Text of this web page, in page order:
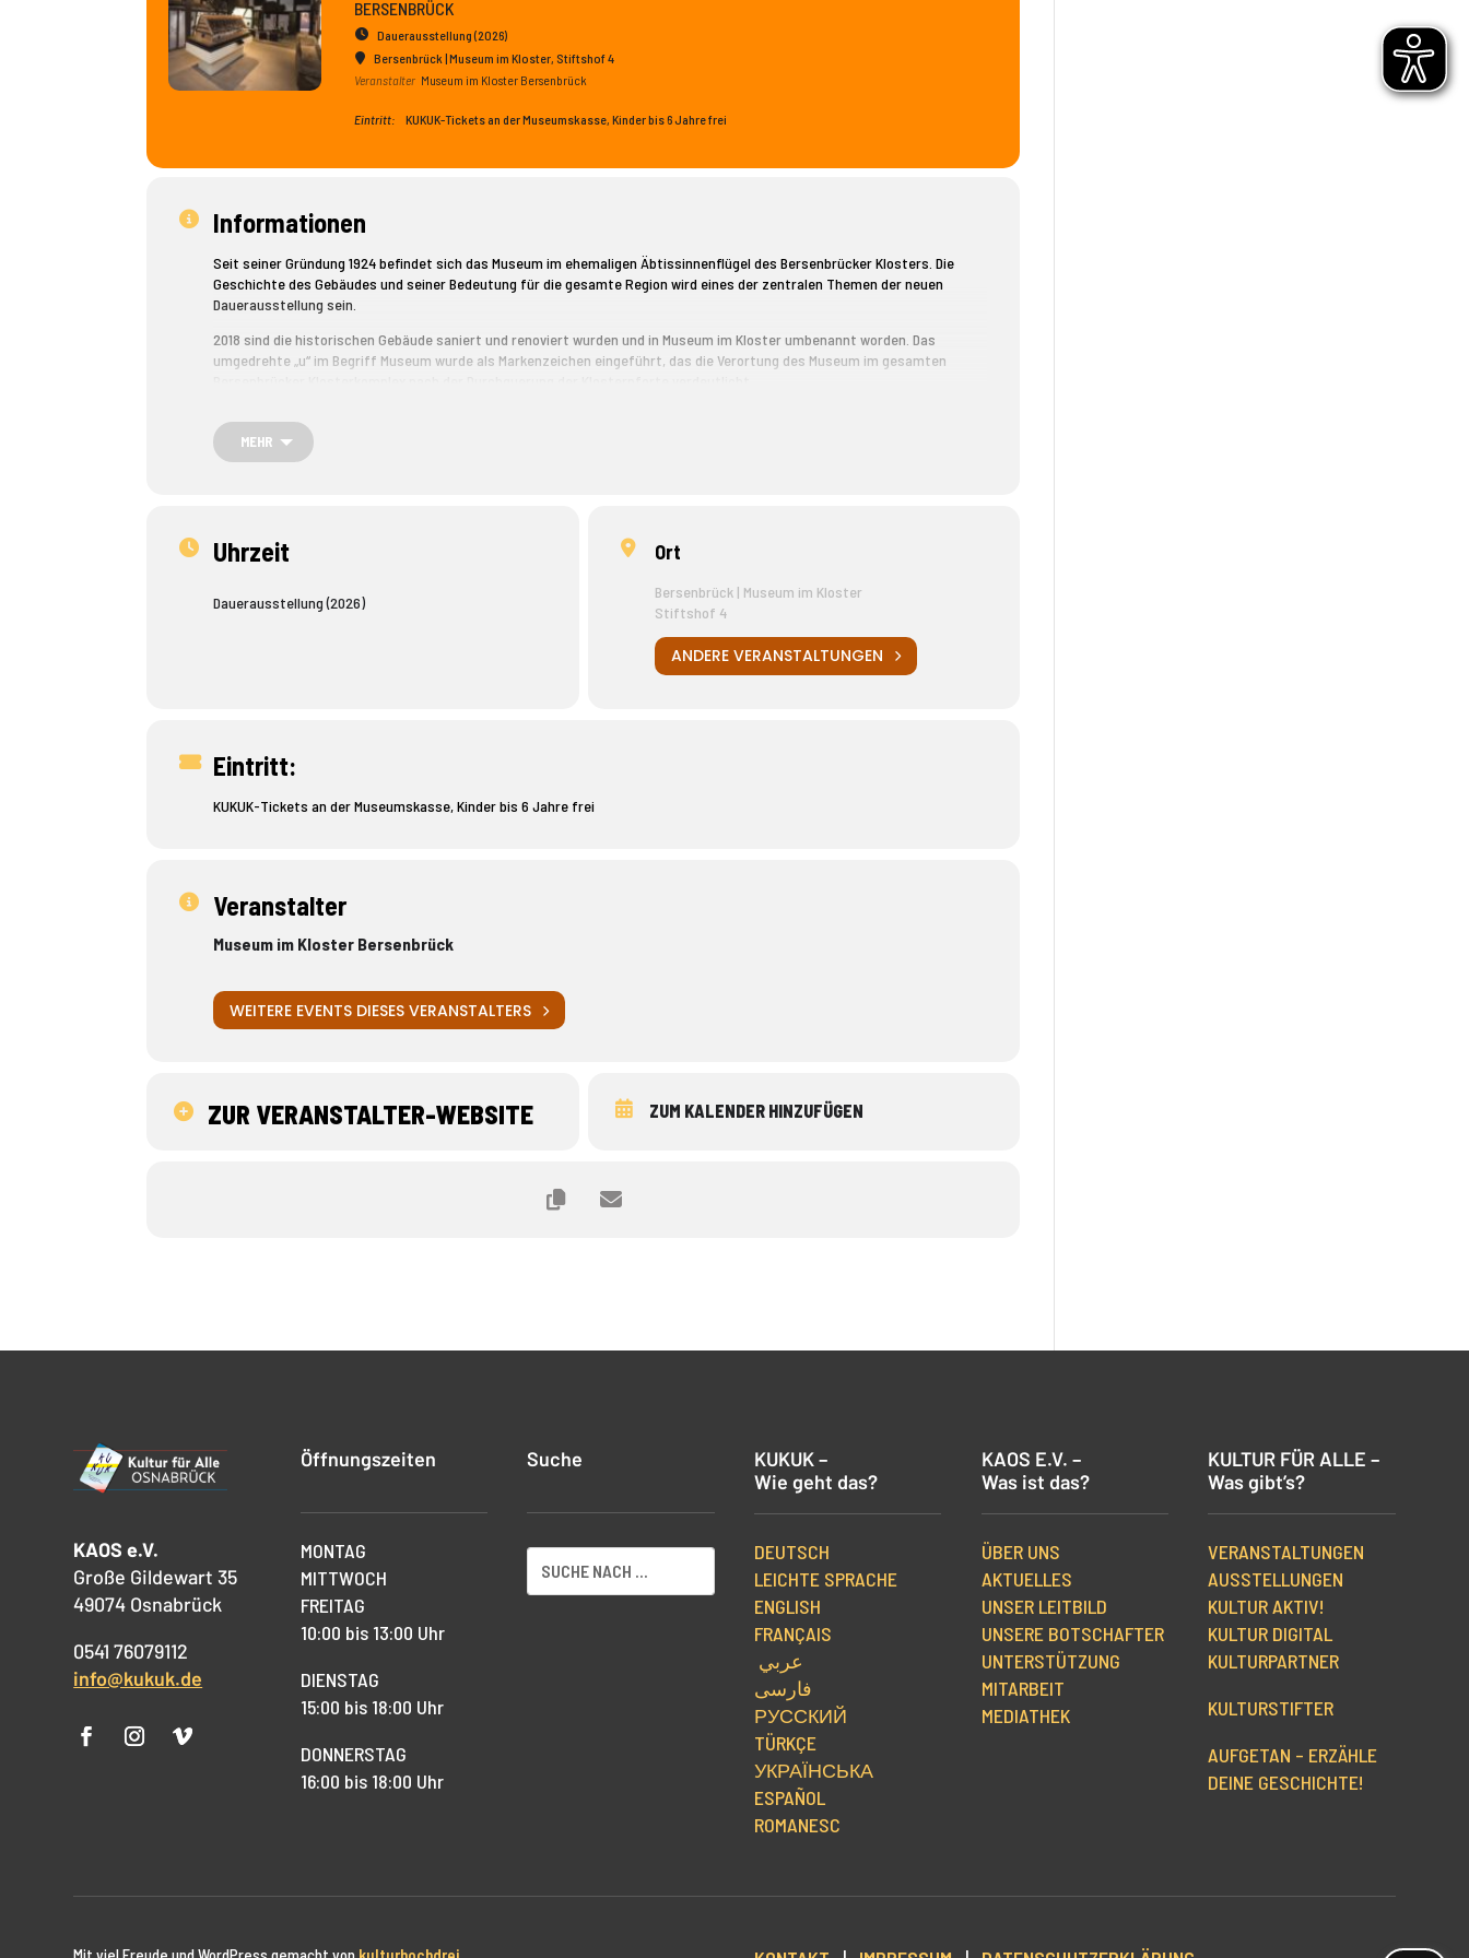
BERSENBRÜCK
Dauerausstellung (2026)
Bersenbrück | Museum im Kloster, Stiftshof 4
Veranstalter Museum im Kloster Bersenbrück
Eintritt: KUKUK-Tickets an der Museumskasse, Kinder bis 6 Jahre frei
Informationen
Seit seiner Gründung 1924 befindet sich das Museum im ehemaligen Äbtissinnenflügel des Bersenbrücker Klosters. Die
Geschichte des Gebäudes und seiner Bedeutung für die gesamte Region wird eines der zentralen Themen der neuen
Dauerausstellung sein.
2018 sind die historischen Gebäude saniert und renoviert wurden und in Museum im Kloster umbenannt worden. Das
umgedrehte „u“ im Begriff Museum wurde als Markenzeichen eingeführt, das die Verortung des Museum im gesamten
Nutzungsgeschichte, die anhand von Exponaten und Spuren im Gebäude nachvollzogen werden kann.
Die Dauerausstellung zeigt Werke aus 700 Jahren, die die Besucher*innen mit Hilfe der drei Museumsgefährten Äbtissin
So. 11-17 Uhr
MEHR
Uhrzeit
Dauerausstellung (2026)
Ort
Bersenbrück | Museum im Kloster
Stiftshof 4
ANDERE VERANSTALTUNGEN
Eintritt:
KUKUK-Tickets an der Museumskasse, Kinder bis 6 Jahre frei
Veranstalter
Museum im Kloster Bersenbrück
WEITERE EVENTS DIESES VERANSTALTERS
ZUR VERANSTALTER-WEBSITE ZUM KALENDER HINZUFÜGEN
KAOS e.V.
Große Gildewart 35
49074 Osnabrück
0541 76079112
info@kukuk.de
Öffnungszeiten
MONTAG
MITTWOCH
FREITAG
10:00 bis 13:00 Uhr
DIENSTAG
15:00 bis 18:00 Uhr
DONNERSTAG
16:00 bis 18:00 Uhr
Suche
KUKUK –
Wie geht das?
DEUTSCH
LEICHTE SPRACHE
ENGLISH
FRANÇAIS
عربي
فارسی
РУССКИЙ
TÜRKÇE
УКРАЇНСЬКА
ESPAÑOL
ROMANESC
KAOS E.V. –
Was ist das?
ÜBER UNS
AKTUELLES
UNSER LEITBILD
UNSERE BOTSCHAFTER
UNTERSTÜTZUNG
MITARBEIT
MEDIATHEK
KULTUR FÜR ALLE –
Was gibt’s?
VERANSTALTUNGEN
AUSSTELLUNGEN
KULTUR AKTIV!
KULTUR DIGITAL
KULTURPARTNER
KULTURSTIFTER
AUFGETAN – ERZÄHLE
DEINE GESCHICHTE!